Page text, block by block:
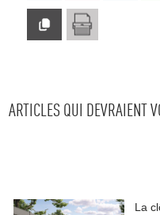
ARTICLES QUI DEVRAIENT
La